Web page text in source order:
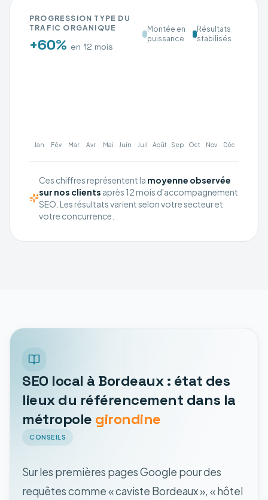
PROGRESSION TYPE DU
TRAFIC ORGANIQUE
+60% en 12 mois
Montée en
puissance
Résultats
stabilisés
Jan Fév Mar Avr Mai Juin Juil Août Sep Oct Nov Déc
Ces chiffres représentent la moyenne observée
sur nos clients après 12 mois d'accompagnement
SEO. Les résultats varient selon votre secteur et
votre concurrence.
SEO local à Bordeaux : état des
lieux du référencement dans la
métropole girondine
CONSEILS
Sur les premières pages Google pour des
requêtes comme « caviste Bordeaux », « hôtel